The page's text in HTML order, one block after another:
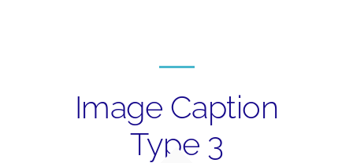
Image Caption
Type 3